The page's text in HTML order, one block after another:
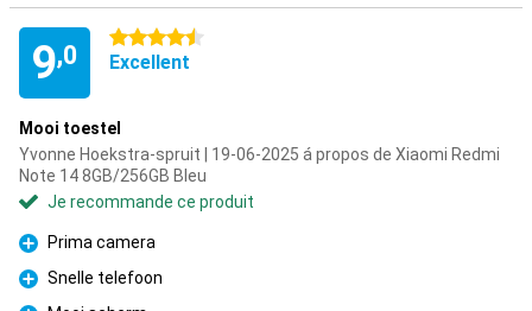
9,0
4.5 étoiles
Excellent
Mooi toestel
Yvonne Hoekstra-spruit | 19-06-2025 á propos de Xiaomi Redmi
Note 14 8GB/256GB Bleu
Je recommande ce produit
Pour
Prima camera
Pour
Snelle telefoon